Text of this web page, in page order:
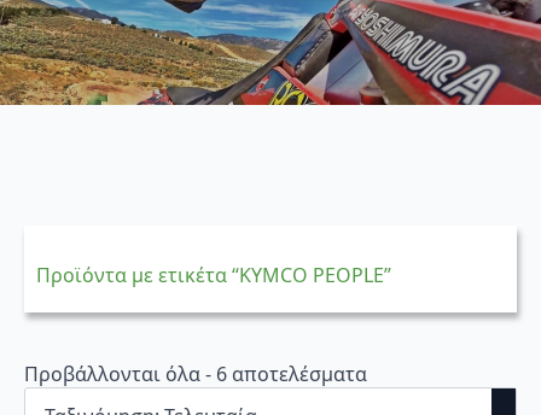
Προϊόντα με ετικέτα “KYMCO PEOPLE”
Προβάλλονται όλα - 6 αποτελέσματα